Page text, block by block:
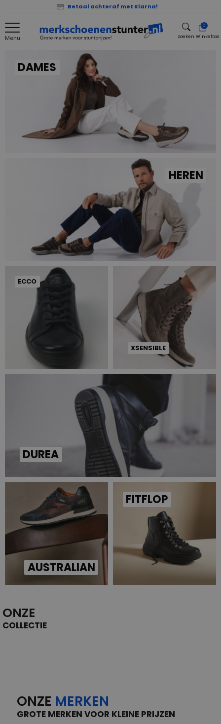
Betaal achteraf met Klarna!
Menu zoeken
0
Winkeltas
DAMES
HEREN
ECCO
XSENSIBLE
DUREA
AUSTRALIAN
FITFLOP
ONZE
COLLECTIE
ONZE MERKEN
GROTE MERKEN VOOR KLEINE PRIJZEN